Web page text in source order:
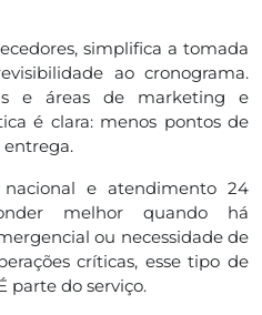
simplifica a tomada
ao cronograma.
e áreas de marketing e
é clara: menos pontos de
e atendimento 24
melhor quando há
ou necessidade de
críticas, esse tipo de
parte do serviço.